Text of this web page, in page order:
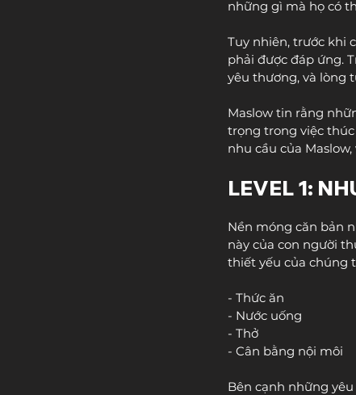
những gì mà họ có
Tuy nhiên, trước khi
phải được đáp ứng.
yêu thương, và lòng
Maslow tin rằng
trọng trong việc
nhu cầu của
LEVEL 1:
Nền móng căn bản
này của con người
thiết yếu của chúng
- Thức ăn
- Nước uống
- Thở
- Cân bằng nội môi
Bên cạnh những